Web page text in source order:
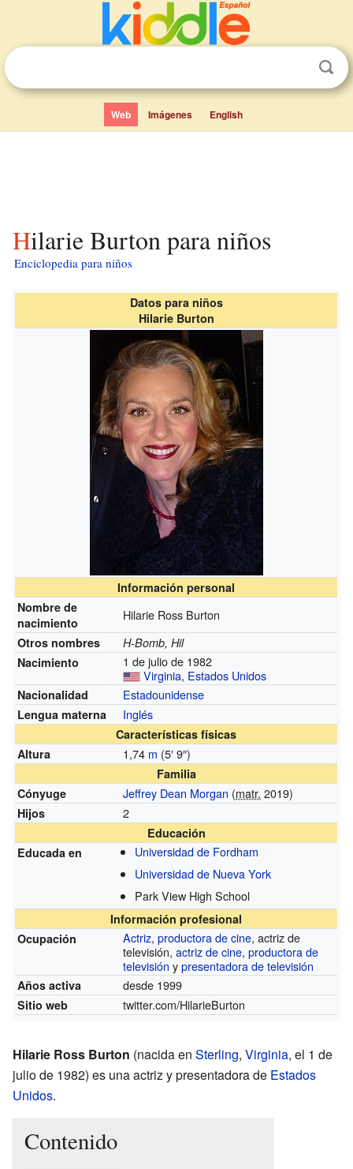
Web Imágenes English
Hilarie Burton para niños
Enciclopedia para niños
Datos para niños
Hilarie Burton
Información personal
Nombre de
nacimiento
Hilarie Ross Burton
Otros nombres
H-Bomb, Hil
Nacimiento
1 de julio de 1982
Virginia, Estados Unidos
Nacionalidad Estadounidense
Lengua materna Inglés
Características físicas
Altura
1,74 m (5′9″)
Familia
Cónyuge
Jeffrey Dean Morgan (matr. 2019)
Hijos 2
Educación
Educada en
Universidad de Fordham
Universidad de Nueva York
Park View High School
Información profesional
Ocupación
Actriz,productora de cine, actriz de
televisión,actriz de cine,productora de
televisión ypresentadora de televisión
Años activa desde 1999
Sitio web twitter.com/HilarieBurton
Hilarie Ross Burton (nacida en Sterling, Virginia, el 1 de
julio de 1982) es una actriz y presentadora de Estados
Unidos.
Contenido